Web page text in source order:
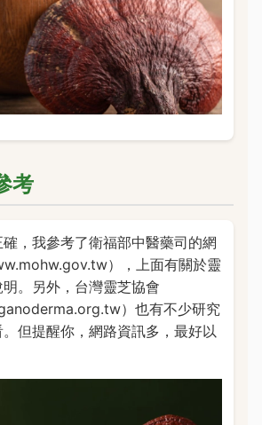
考
，我參考了衛福部中醫藥司的網
），上面有關於靈
。另外，台灣靈芝協會
）也有不少研究
但提醒你，網路資訊多，最好以